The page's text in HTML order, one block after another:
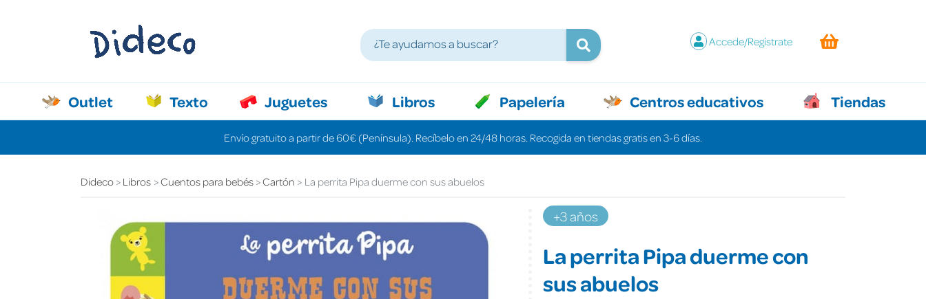
Accede/Regístrate
Outlet Texto Juguetes Libros Papelería Centros educativos Tiendas
Envío gratuito a partir de 60€ (Península). Recíbelo en 24/48 horas. Recogida en tiendas gratis en 3-6 días.
Dideco Libros Cuentos para bebés Cartón La perrita Pipa duerme con sus abuelos
+3 años
La perrita Pipa duerme con
sus abuelos